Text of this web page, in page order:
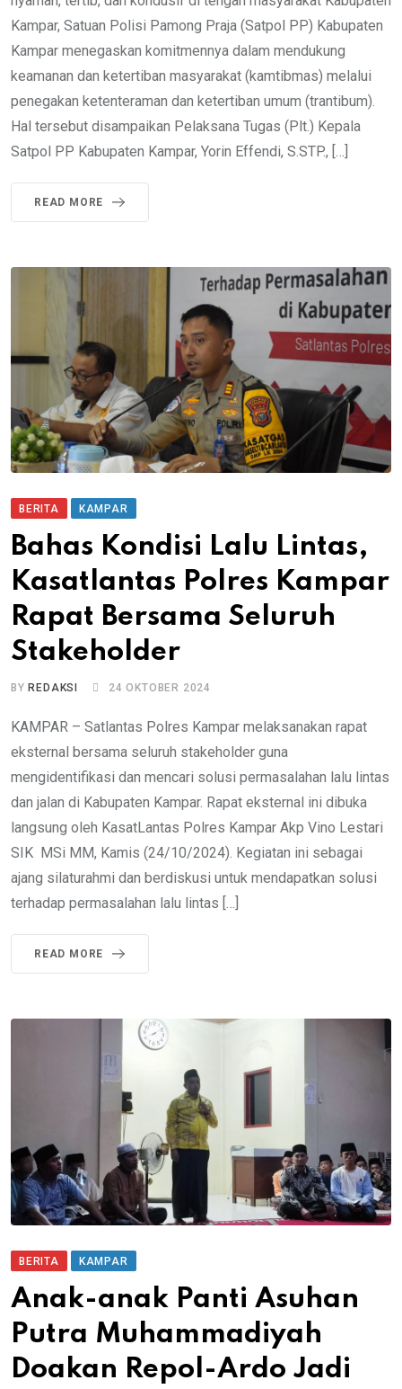
Kampar, Satuan Polisi Pamong Praja (Satpol PP) Kabupaten
Kampar menegaskan komitmennya dalam mendukung
keamanan dan ketertiban masyarakat (kamtibmas) melalui
penegakan ketenteraman dan ketertiban umum (trantibum).
Hal tersebut disampaikan Pelaksana Tugas (Plt.) Kepala
Satpol PP Kabupaten Kampar, Yorin Effendi, S.STP., […]
READ MORE
BERITA KAMPAR
Bahas Kondisi Lalu Lintas,
Kasatlantas Polres Kampar
Rapat Bersama Seluruh
Stakeholder
BY REDAKSI 24 OKTOBER 2024
KAMPAR – Satlantas Polres Kampar melaksanakan rapat
eksternal bersama seluruh stakeholder guna
mengidentifikasi dan mencari solusi permasalahan lalu lintas
dan jalan di Kabupaten Kampar. Rapat eksternal ini dibuka
langsung oleh KasatLantas Polres Kampar Akp Vino Lestari
SIK MSi MM, Kamis (24/10/2024). Kegiatan ini sebagai
ajang silaturahmi dan berdiskusi untuk mendapatkan solusi
terhadap permasalahan lalu lintas […]
READ MORE
BERITA KAMPAR
Anak-anak Panti Asuhan
Putra Muhammadiyah
Doakan Repol-Ardo Jadi